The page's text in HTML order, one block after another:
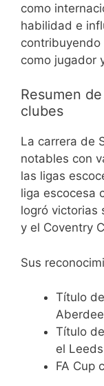
como
habilidad e
como jugador
Resumen
clubes
La carrera de
notables con
las ligas
liga escocesa
logró victorias
y el Coventry
Sus
Título
Título
el
FA Cup